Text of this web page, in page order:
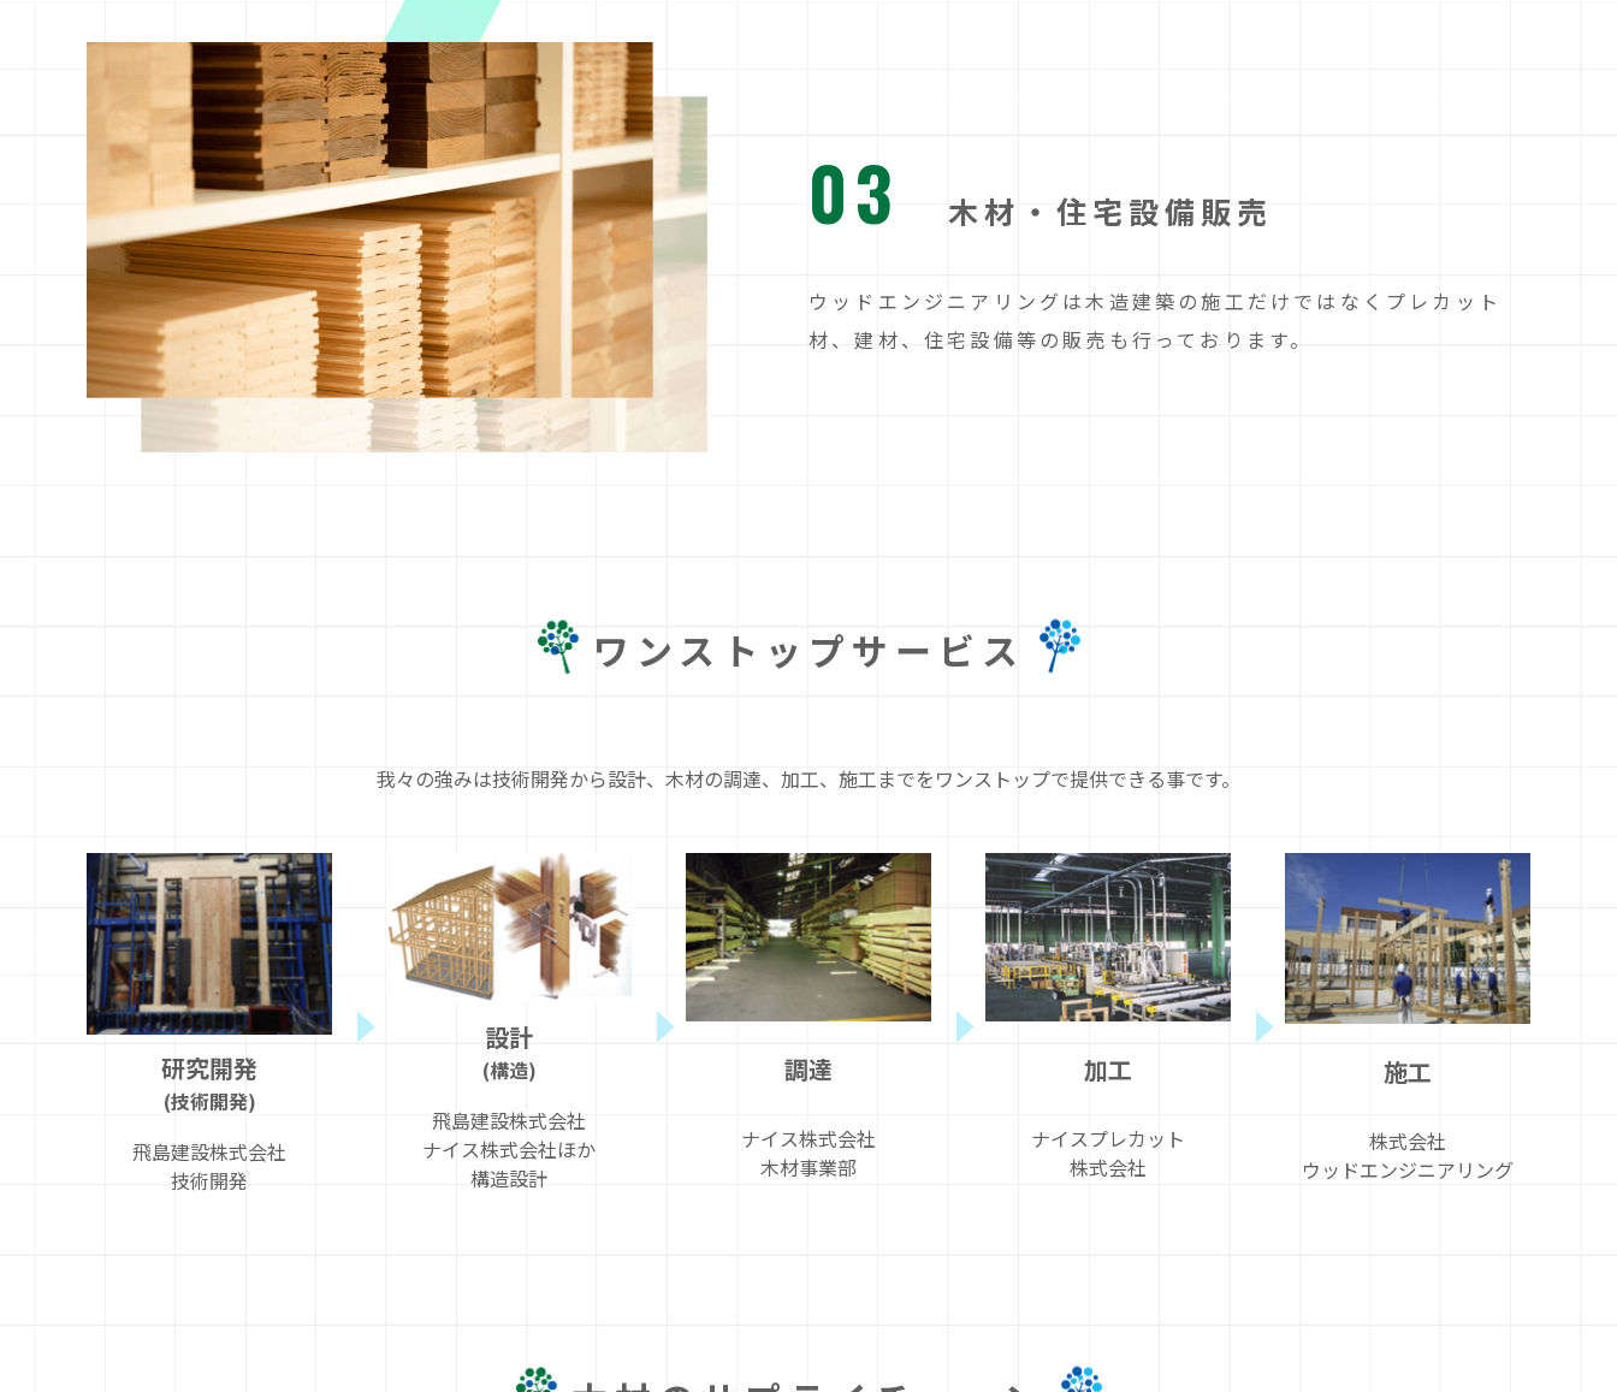
03 木材・住宅設備販売
ウッドエンジニアリングは木造建築の施工だけではなくプレカット
材、建材、住宅設備等の販売も行っております。
ワンストップサービス
我々の強みは技術開発から設計、木材の調達、加工、施工までをワンストップで提供できる事です。
研究開発
(技術開発)
飛島建設株式会社
技術開発
設計
(構造)
飛島建設株式会社
ナイス株式会社ほか
構造設計
調達
ナイス株式会社
木材事業部
加工
ナイスプレカット
株式会社
施工
株式会社
ウッドエンジニアリング